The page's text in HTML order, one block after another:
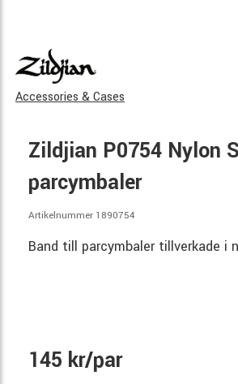
Accessories & Cases
Zildjian P0754 Nylon
parcymbaler
Artikelnummer 1890754
Band till parcymbaler tillverkade i
145 kr/par